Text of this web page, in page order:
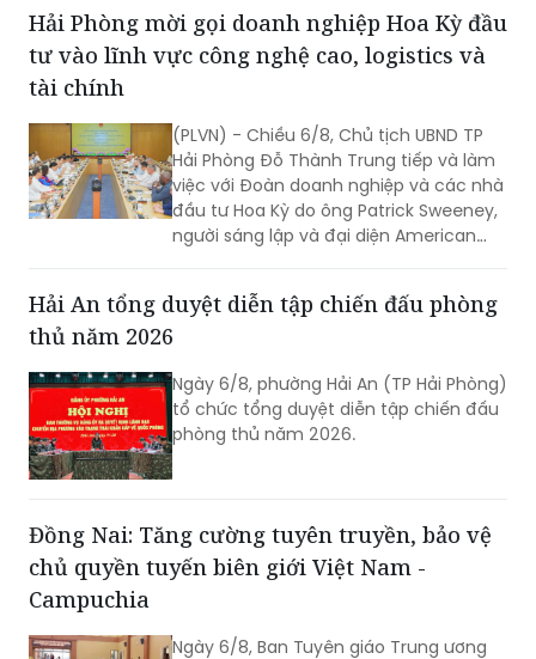
và khu vực sông Truồi (xã Lộc An).
Hải Phòng mời gọi doanh nghiệp Hoa Kỳ đầu
tư vào lĩnh vực công nghệ cao, logistics và
tài chính
(PLVN) - Chiều 6/8, Chủ tịch UBND TP
Hải Phòng Đỗ Thành Trung tiếp và làm
việc với Đoàn doanh nghiệp và các nhà
đầu tư Hoa Kỳ do ông Patrick Sweeney,
người sáng lập và đại diện American
tìm hiểu cơ hội đầu tư tại Hải Phòng.
Hải An tổng duyệt diễn tập chiến đấu phòng
thủ năm 2026
Ngày 6/8, phường Hải An (TP Hải Phòng)
tổ chức tổng duyệt diễn tập chiến đấu
phòng thủ năm 2026.
Đồng Nai: Tăng cường tuyên truyền, bảo vệ
chủ quyền tuyến biên giới Việt Nam -
Campuchia
Ngày 6/8, Ban Tuyên giáo Trung ương